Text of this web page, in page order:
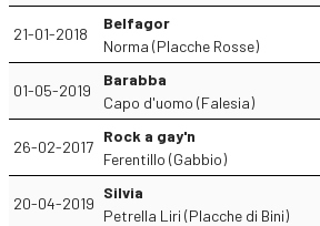
21-01-2018
Belfagor
Norma (Placche Rosse)
01-05-2019
Barabba
Capo d'uomo (Falesia)
26-02-2017
Rock a gay'n
Ferentillo (Gabbio)
20-04-2019
Silvia
Petrella Liri (Placche di Bini)